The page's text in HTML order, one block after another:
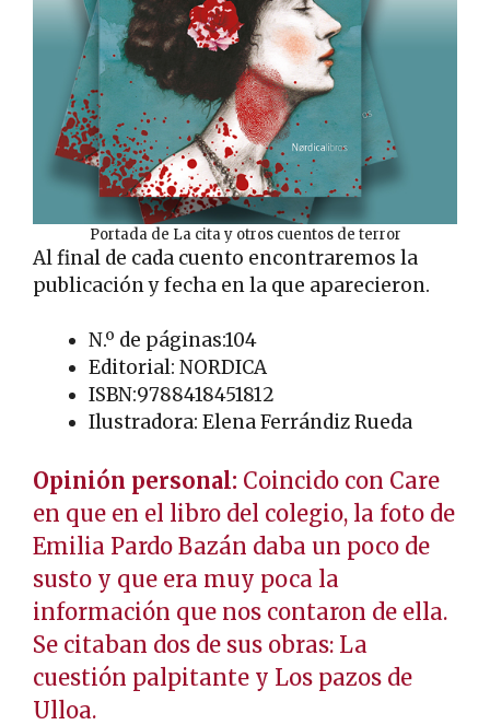
Portada de La cita y otros cuentos de terror
Al final de cada cuento encontraremos la
publicación y fecha en la que aparecieron.
N.º de páginas:104
Editorial: NORDICA
ISBN:9788418451812
Ilustradora: Elena Ferrándiz Rueda
Opinión personal: Coincido con Care
en que en el libro del colegio, la foto de
Emilia Pardo Bazán daba un poco de
susto y que era muy poca la
información que nos contaron de ella.
Se citaban dos de sus obras: La
cuestión palpitante y Los pazos de
Ulloa.